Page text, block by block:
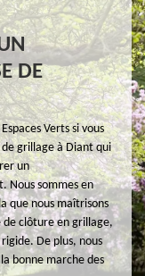
DE
Verts si vous
grillage à Diant qui
un
Nous sommes en
que nous maîtrisons
de clôture en grillage,
De plus, nous
bonne marche des